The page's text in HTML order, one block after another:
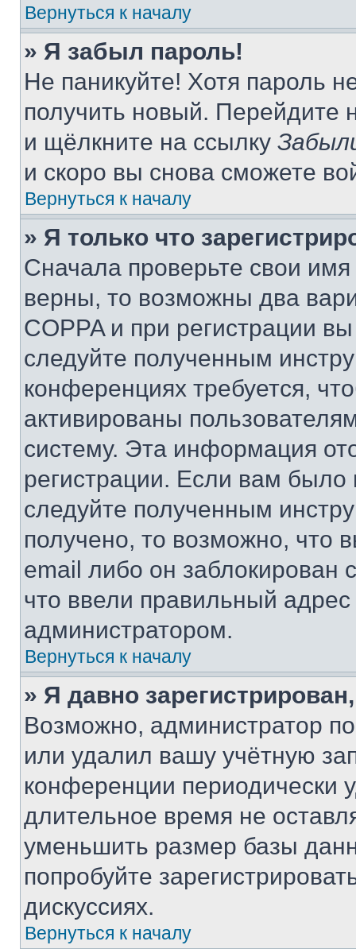
Вернуться к началу
» Я забыл пароль!
Не паникуйте! Хотя пароль
получить новый. Перейдите
и щёлкните на ссылку
и скоро вы снова сможете
Вернуться к началу
» Я только что
Сначала проверьте свои
верны, то возможны два
COPPA и при регистрации
следуйте полученным
конференциях требуется,
активированы
систему. Эта информация
регистрации. Если вам
следуйте полученным
получено, то возможно, что
email либо он
что ввели правильный адрес
администратором.
Вернуться к началу
» Я давно
Возможно, администратор
или удалил вашу учётную
конференции периодически
длительное время не
уменьшить размер базы
попробуйте
дискуссиях.
Вернуться к началу